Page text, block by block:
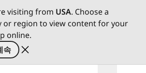
visiting from USA. Choose a
or region to view content for your
online.
속